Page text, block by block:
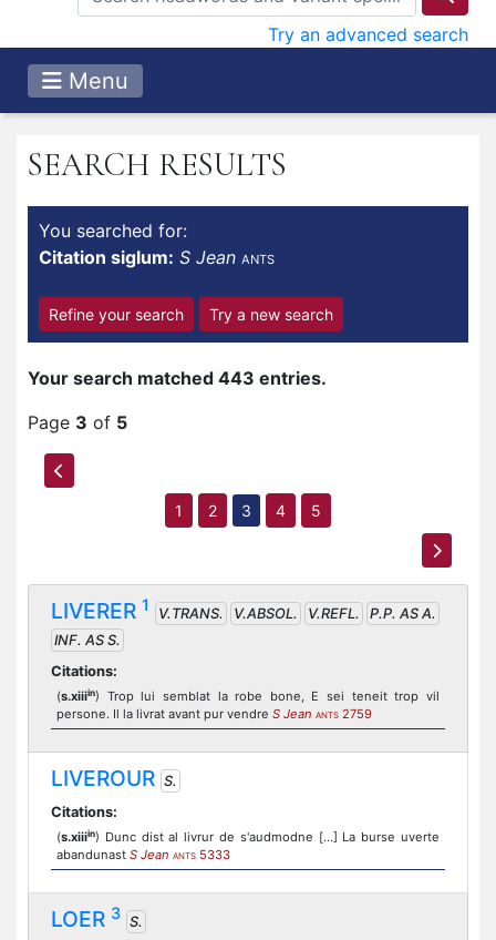
Try an advanced search
Menu
SEARCH RESULTS
You searched for:
Citation siglum: S Jean ANTS
Refine your search Try a new search
Your search matched 443 entries.
Page 3 of 5
1 2 3 4 5
LIVERER 1 V.TRANS. V.ABSOL. V.REFL.
P.P. AS A.
INF. AS S.
Citations:
(s.xiiiin) Trop lui semblat la robe bone, E sei teneit trop vil
persone. Il la livrat avant pur vendre S Jean ANTS 2759
LIVEROUR S.
Citations:
(s.xiiiin) Dunc dist al livrur de s'audmodne [...] La burse uverte
abandunast S Jean ANTS 5333
LOER 3 S.